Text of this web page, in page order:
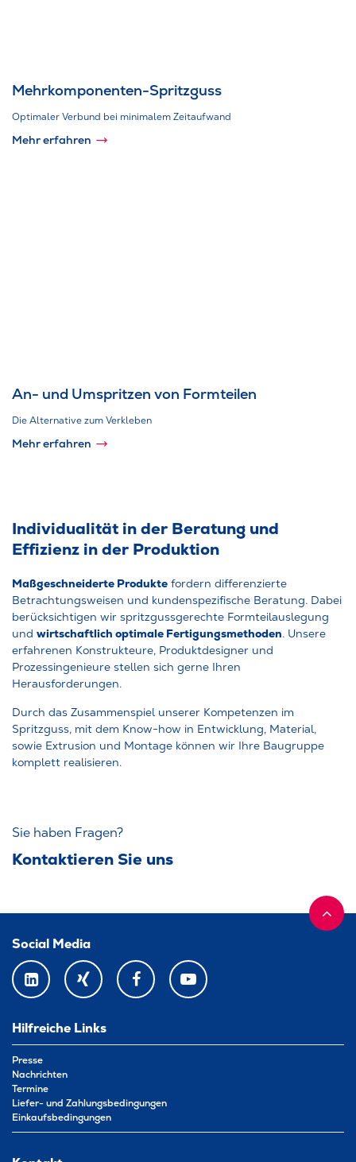
Mehrkomponenten-Spritzguss
Optimaler Verbund bei minimalem Zeitaufwand
Mehr erfahren
An- und Umspritzen von Formteilen
Die Alternative zum Verkleben
Mehr erfahren
Individualität in der Beratung und
Effizienz in der Produktion
Maßgeschneiderte Produkte fordern differenzierte
Betrachtungsweisen und kundenspezifische Beratung. Dabei
berücksichtigen wir spritzgussgerechte Formteilauslegung
und wirtschaftlich optimale Fertigungsmethoden. Unsere
erfahrenen Konstrukteure, Produktdesigner und
Prozessingenieure stellen sich gerne Ihren
Herausforderungen.
Durch das Zusammenspiel unserer Kompetenzen im
Spritzguss, mit dem Know-how in Entwicklung, Material,
sowie Extrusion und Montage können wir Ihre Baugruppe
komplett realisieren.
Sie haben Fragen?
Kontaktieren Sie uns
Hilfreiche Links
Presse
Nachrichten
Termine
Liefer- und Zahlungsbedingungen
Einkaufsbedingungen
Social Media
LINKEDIN XING FACEBOOKYOUTUBE